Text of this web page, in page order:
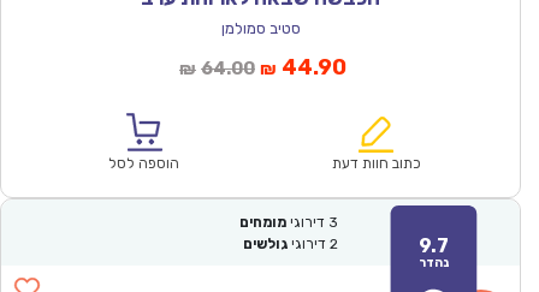
סטיב סמולמן
₪ 64.00המחיר
₪64.00.
₪ 44.90המחיר
הוא:
כתוב חוות דעת הוספה לסל
9.7
נהדר
3 דירוגי מומחים
2 דירוגי גולשים